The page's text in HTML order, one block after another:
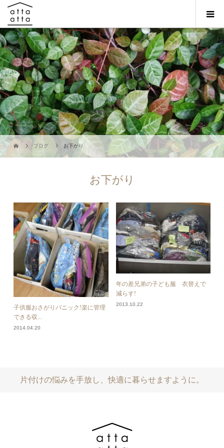
ブログ お下がり
お下がり
子供服おさがりパニック!楽に管理
できる収...
2014.04.20
年の差兄弟の子ども服 衣替えで
減らす!
2013.10.22
片付けの悩みを手放し、快適に暮らせますように。